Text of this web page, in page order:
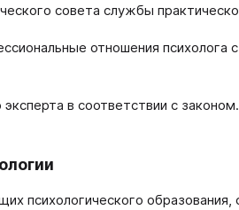
совета службы
отношения психолога
в соответствии с
психологического образования,